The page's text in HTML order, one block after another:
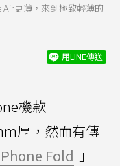
更薄，來到極致輕薄的
用LINE傳送
機款
厚，然而有傳
Fold 」